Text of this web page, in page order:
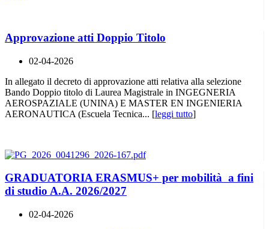
Approvazione atti Doppio Titolo
02-04-2026
In allegato il decreto di approvazione atti relativa alla selezione
Bando Doppio titolo di Laurea Magistrale in INGEGNERIA
AEROSPAZIALE (UNINA) E MASTER EN INGENIERIA
AERONAUTICA (Escuela Tecnica... [leggi tutto]
GRADUATORIA ERASMUS+ per mobilità a fini
di studio A.A. 2026/2027
02-04-2026